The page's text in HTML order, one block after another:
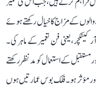
کے مزاج کا خیال رکھتے ہوئے
یعنی فن تعمیر کے ماہر کی۔
کے استعمال کو مدنظر رکھتے
اور مؤثر ہو۔ فلک بوس عمارتیں ہوں